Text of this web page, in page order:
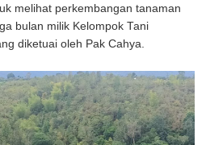
melihat perkembangan tanaman
bulan milik Kelompok Tani
diketuai oleh Pak Cahya.